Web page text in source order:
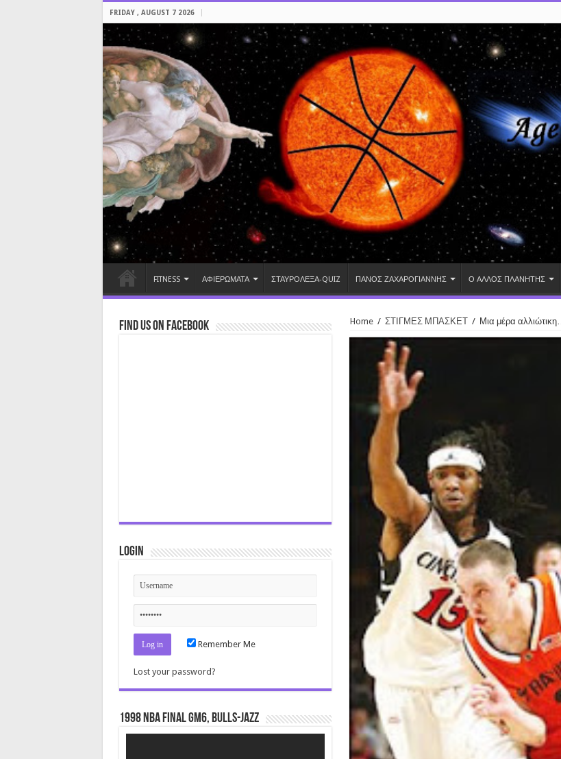
FRIDAY , AUGUST 7 2026
FITNESS ΑΦΙΕΡΩΜΑΤΑ ΣΤΑΥΡΟΛΕΞΑ-QUIZ ΠΑΝΟΣ ΖΑΧΑΡΟΓΙΑΝΝΗΣ Ο ΑΛΛΟΣ ΠΛΑΝΗΤΗΣ
Home / ΣΤΙΓΜΕΣ ΜΠΑΣΚΕΤ / Μια μέρα αλλιώτικη…
Find us on Facebook
Login
Remember Me
Lost your password?
1998 NBA Final gm6, Bulls-Jazz